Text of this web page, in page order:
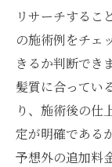
リサーチするこ
の施術例をチェ
きるか判断でき
髪質に合ってい
り、施術後の仕
定が明確である
予想外の追加料